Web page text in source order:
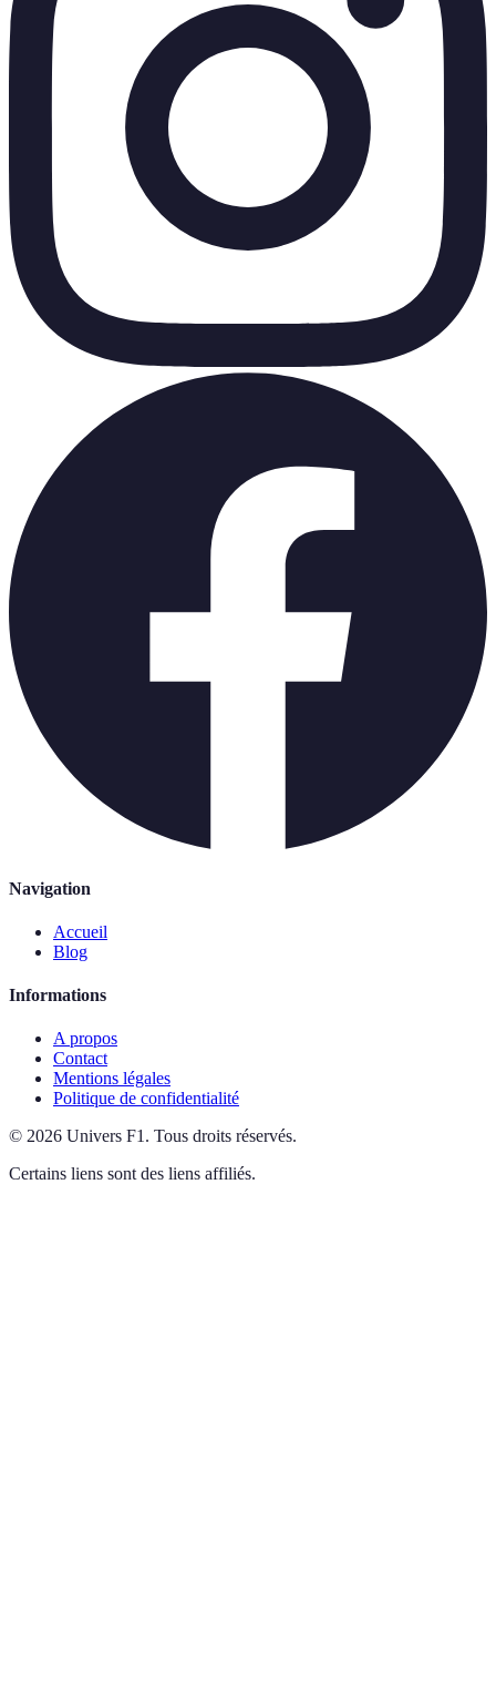
Navigation
Accueil
Blog
Informations
A propos
Contact
Mentions légales
Politique de confidentialité
© 2026 Univers F1. Tous droits réservés.
Certains liens sont des liens affiliés.